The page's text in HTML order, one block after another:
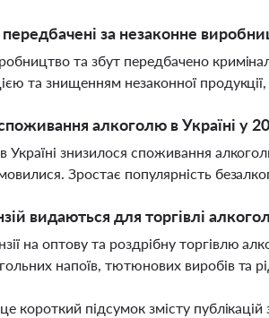
за незаконне
та збут передбачено
та знищенням незаконної
алкоголю в Україні у
Україні знизилося споживання
Зростає популярність
видаються для торгівлі
на оптову та роздрібну торгівлю
напоїв, тютюнових виробів та
короткий підсумок змісту